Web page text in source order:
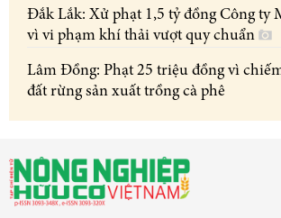
Đắk Lắk: Xử phạt 1,5 tỷ đồng Công ty
vì vi phạm khí thải vượt quy chuẩn
Lâm Đồng: Phạt 25 triệu đồng vì
đất rừng sản xuất trồng cà phê